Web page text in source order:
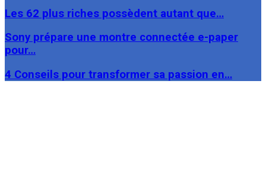
Les 62 plus riches possèdent autant que…
Sony prépare une montre connectée e-paper
pour…
4 Conseils pour transformer sa passion en…